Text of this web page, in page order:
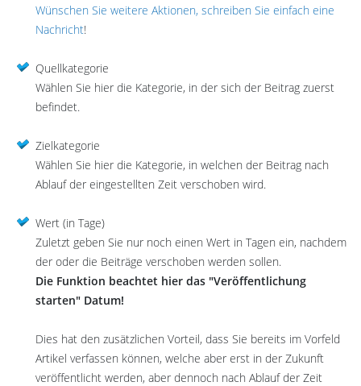
Wünschen Sie weitere Aktionen, schreiben Sie einfach eine
Nachricht!
Quellkategorie
Wählen Sie hier die Kategorie, in der sich der Beitrag zuerst
befindet.
Zielkategorie
Wählen Sie hier die Kategorie, in welchen der Beitrag nach
Ablauf der eingestellten Zeit verschoben wird.
Wert (in Tage)
Zuletzt geben Sie nur noch einen Wert in Tagen ein, nachdem
der oder die Beiträge verschoben werden sollen.
Die Funktion beachtet hier das "Veröffentlichung
starten" Datum!
Dies hat den zusätzlichen Vorteil, dass Sie bereits im Vorfeld
Artikel verfassen können, welche aber erst in der Zukunft
veröffentlicht werden, aber dennoch nach Ablauf der Zeit